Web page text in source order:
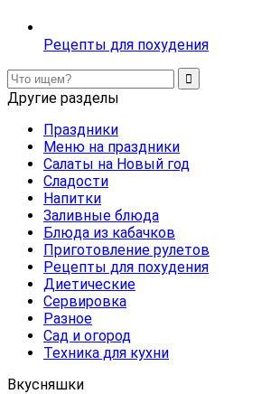
Рецепты для похудения
Другие разделы
Праздники
Меню на праздники
Салаты на Новый год
Сладости
Напитки
Заливные блюда
Блюда из кабачков
Приготовление рулетов
Рецепты для похудения
Диетические
Сервировка
Разное
Сад и огород
Техника для кухни
Вкусняшки